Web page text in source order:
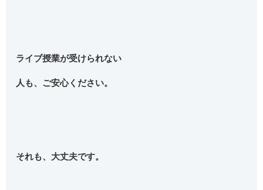
ライブ授業が受けられない
人も、ご安心ください。
それも、大丈夫です。